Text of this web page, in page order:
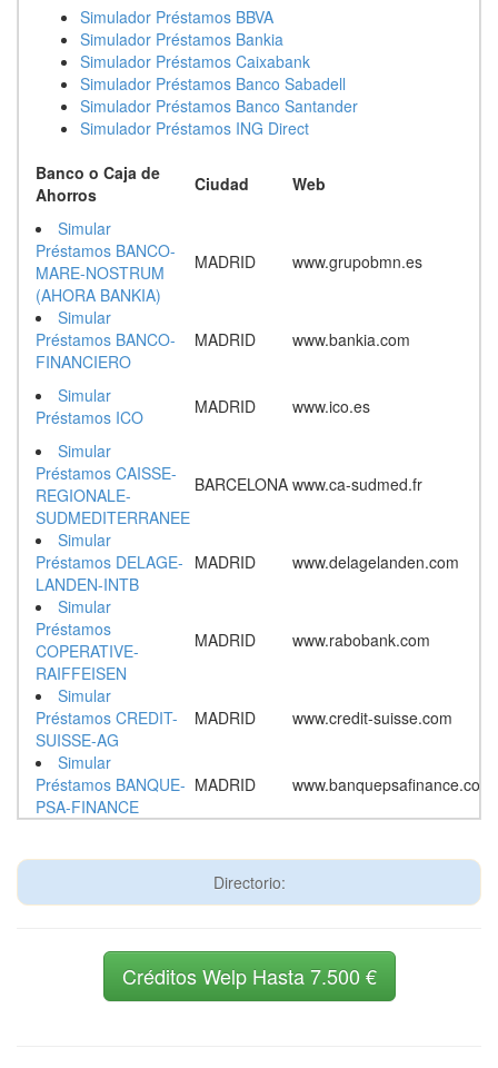
Simulador Préstamos BBVA
Simulador Préstamos Bankia
Simulador Préstamos Caixabank
Simulador Préstamos Banco Sabadell
Simulador Préstamos Banco Santander
Simulador Préstamos ING Direct
Banco o Caja de
Ahorros
Ciudad
Web
Simular
Préstamos BANCO-
MARE-NOSTRUM
(AHORA BANKIA)
MADRID www.grupobmn.es
Simular
Préstamos BANCO-
FINANCIERO
MADRID www.bankia.com
Simular
Préstamos ICO
MADRID
www.ico.es
Simular
Préstamos CAISSE-
REGIONALE-
SUDMEDITERRANEE
BARCELONA www.ca-sudmed.fr
Simular
Préstamos DELAGE-
LANDEN-INTB
MADRID
www.delagelanden.com
Simular
Préstamos
COPERATIVE-
RAIFFEISEN
MADRID www.rabobank.com
Simular
Préstamos CREDIT-
SUISSE-AG
MADRID
www.credit-suisse.com
Simular
Préstamos BANQUE-
PSA-FINANCE
MADRID www.banquepsafinance.com
Directorio:
Créditos Welp Hasta 7.500 €